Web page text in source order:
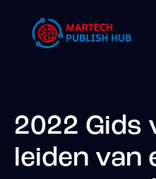
2022 Gids
leiden van